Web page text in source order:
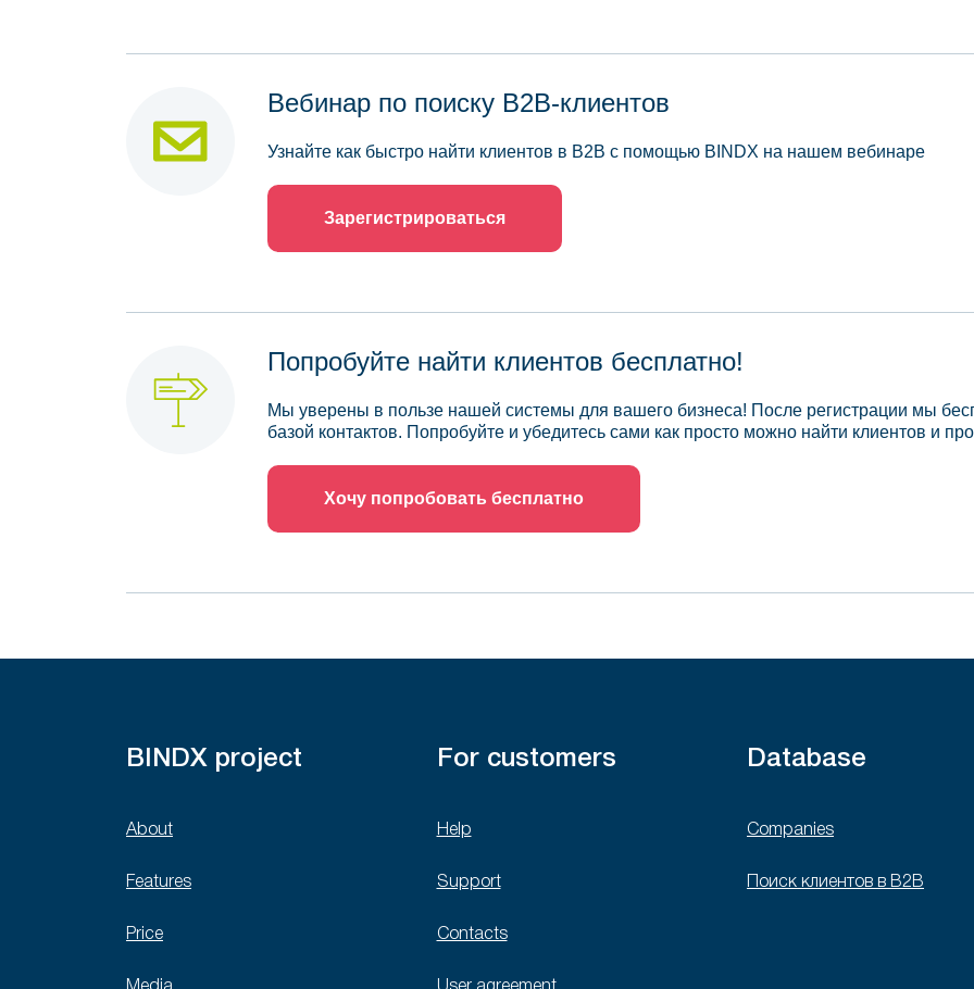
Вебинар по поиску B2B-клиентов
Узнайте как быстро найти клиентов в B2B с помощью BINDX на нашем вебинаре
Зарегистрироваться
Попробуйте найти клиентов бесплатно!
Мы уверены в пользе нашей системы для вашего бизнеса! После регистрации мы
базой контактов. Попробуйте и убедитесь сами как просто можно найти клиентов и
Хочу попробовать бесплатно
BINDX project
About
Features
Price
For customers
Help
Support
Contacts
Database
Companies
Поиск клиентов в B2B